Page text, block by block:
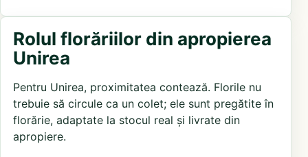
Rolul florăriilor din apropierea
Unirea
Pentru Unirea, proximitatea contează. Florile nu
trebuie să circule ca un colet; ele sunt pregătite în
florărie, adaptate la stocul real și livrate din
apropiere.